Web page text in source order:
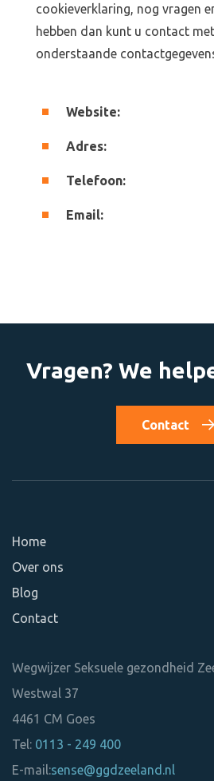
cookieverklaring, nog vragen
hebben dan kunt u contact
onderstaande
Website:
Adres:
Telefoon:
Email:
Vragen? We
Contact
Home
Over ons
Blog
Contact
Wegwijzer Seksuele gezondheid
Westwal 37
4461 CM Goes
Tel: 0113 - 249 400
E-mail:sense@ggdzeeland.nl